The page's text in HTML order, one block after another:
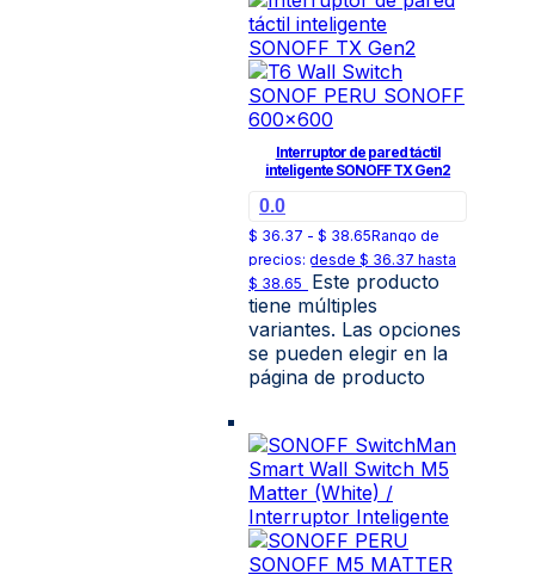
Interruptor de pared táctil
inteligente SONOFF TX Gen2
0.0
$ 36.37 - $ 38.65Rango de
precios: desde $ 36.37 hasta
$ 38.65
Este producto
tiene múltiples
variantes. Las opciones
se pueden elegir en la
página de producto